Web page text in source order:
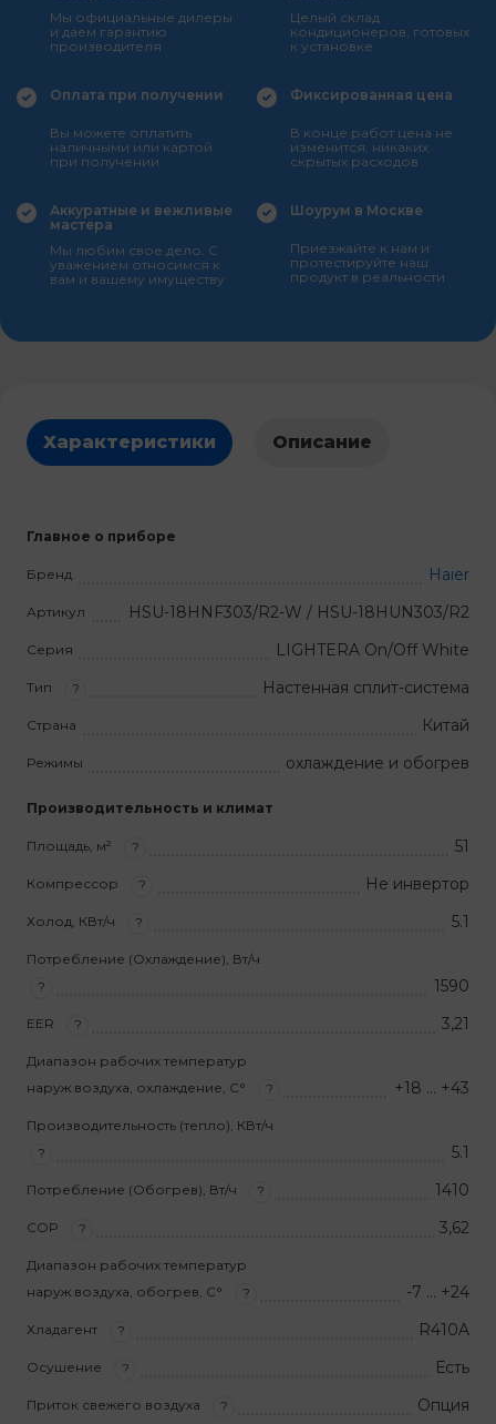
Мы официальные дилеры
и даем гарантию
производителя
Целый склад
кондиционеров, готовых
к установке
Оплата при получении
Вы можете оплатить
наличными или картой
при получении
Фиксированная цена
В конце работ цена не
изменится, никаких
скрытых расходов
Аккуратные и вежливые
мастера
Мы любим свое дело. С
уважением относимся к
вам и вашему имуществу
Шоурум в Москве
Приезжайте к нам и
протестируйте наш
продукт в реальности
Характеристики Описание
Главное о приборе
Бренд Haier
Артикул HSU-18HNF303/R2-W / HSU-18HUN303/R2
Серия LIGHTERA On/Off White
Тип ? Настенная сплит-система
Страна Китай
Режимы охлаждение и обогрев
Производительность и климат
Площадь, м² ? 51
Компрессор ? Не инвертор
Холод, КВт/ч ? 5.1
Потребление (Охлаждение), Вт/ч
?
1590
EER ? 3,21
Диапазон рабочих температур
наруж.воздуха, охлаждение, С°
? +18 … +43
Производительность (тепло), КВт/ч
?
5.1
Потребление (Обогрев), Вт/ч ? 1410
COP ? 3,62
Диапазон рабочих температур
наруж.воздуха, обогрев, С°
? -7 … +24
Хладагент ? R410A
Осушение ? Есть
Приток свежего воздуха ? Опция